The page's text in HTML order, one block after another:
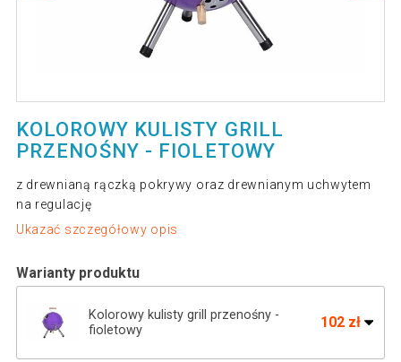
KOLOROWY KULISTY GRILL
PRZENOŚNY - FIOLETOWY
z drewnianą rączką pokrywy oraz drewnianym uchwytem
na regulację
Ukazać szczegółowy opis
Warianty produktu
Kolorowy kulisty grill przenośny -
fioletowy
102 zł